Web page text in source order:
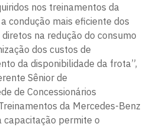
nos treinamentos da
condução mais eficiente dos
na redução do consumo
dos custos de
da disponibilidade da frota”,
Sênior de
de Concessionários
da Mercedes-Benz
capacitação permite o